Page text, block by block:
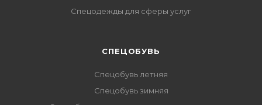
Спецодежды для сферы услуг
CПЕЦОБУВЬ
Спецобувь летняя
Спецобувь зимняя